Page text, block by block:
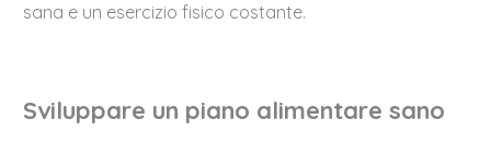
sana e un esercizio fisico costante.
Sviluppare un piano alimentare sano